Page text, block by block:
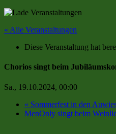
« Alle Veranstaltungen
Diese Veranstaltung hat
Chorios singt beim
Sa., 19.10.2024, 00:00
« Sommerfest in den
MenOnly singt beim